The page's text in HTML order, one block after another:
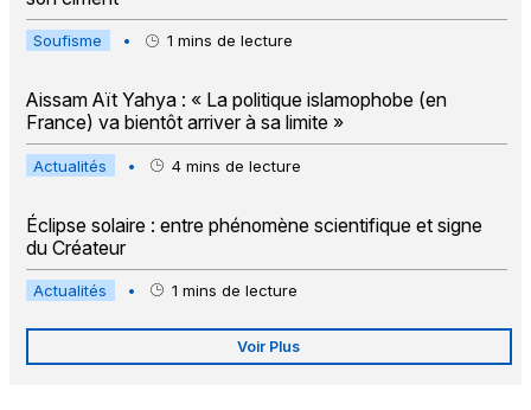
Soufisme • 1 mins de lecture
Aissam Aït Yahya : « La politique islamophobe (en
France) va bientôt arriver à sa limite »
Actualités • 4 mins de lecture
Éclipse solaire : entre phénomène scientifique et signe
du Créateur
Actualités • 1 mins de lecture
Voir Plus